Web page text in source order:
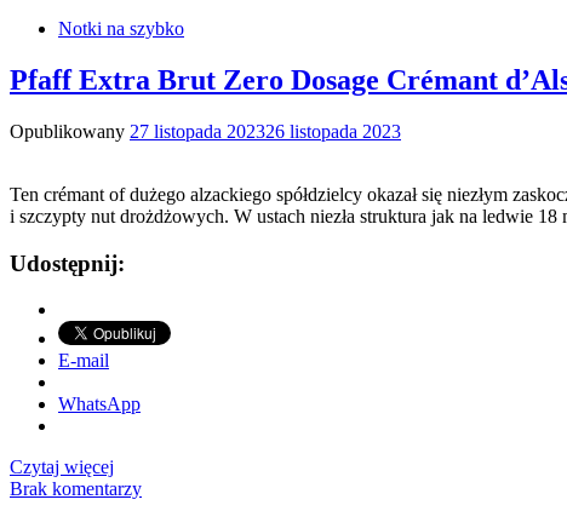
Notki na szybko
Pfaff Extra Brut Zero Dosage Crémant
Opublikowany 27 listopada 202326 listopada 2023
Ten crémant of dużego alzackiego spółdzielcy okazał się niezłym
i szczypty nut drożdżowych. W ustach niezła struktura jak na ledwie
Udostępnij:
E-mail
WhatsApp
Czytaj więcej
Brak komentarzy